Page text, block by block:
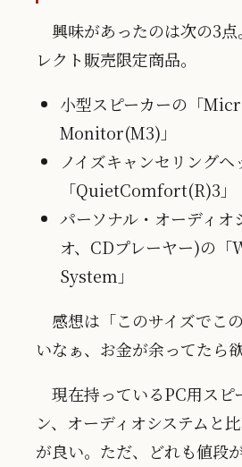
興味があったのは次の3点
レクト販売限定商品。
小型スピーカーの「
Monitor(M3)」
ノイズキャンセリングヘ
「QuietComfort(R)3」
パーソナル・オーディオ
オ、CDプレーヤー)の
System」
感想は「このサイズでこ
いなぁ、お金が余ってたら
現在持っているPC用スピ
ン、オーディオシステムと
が良い。ただ、どれも値段